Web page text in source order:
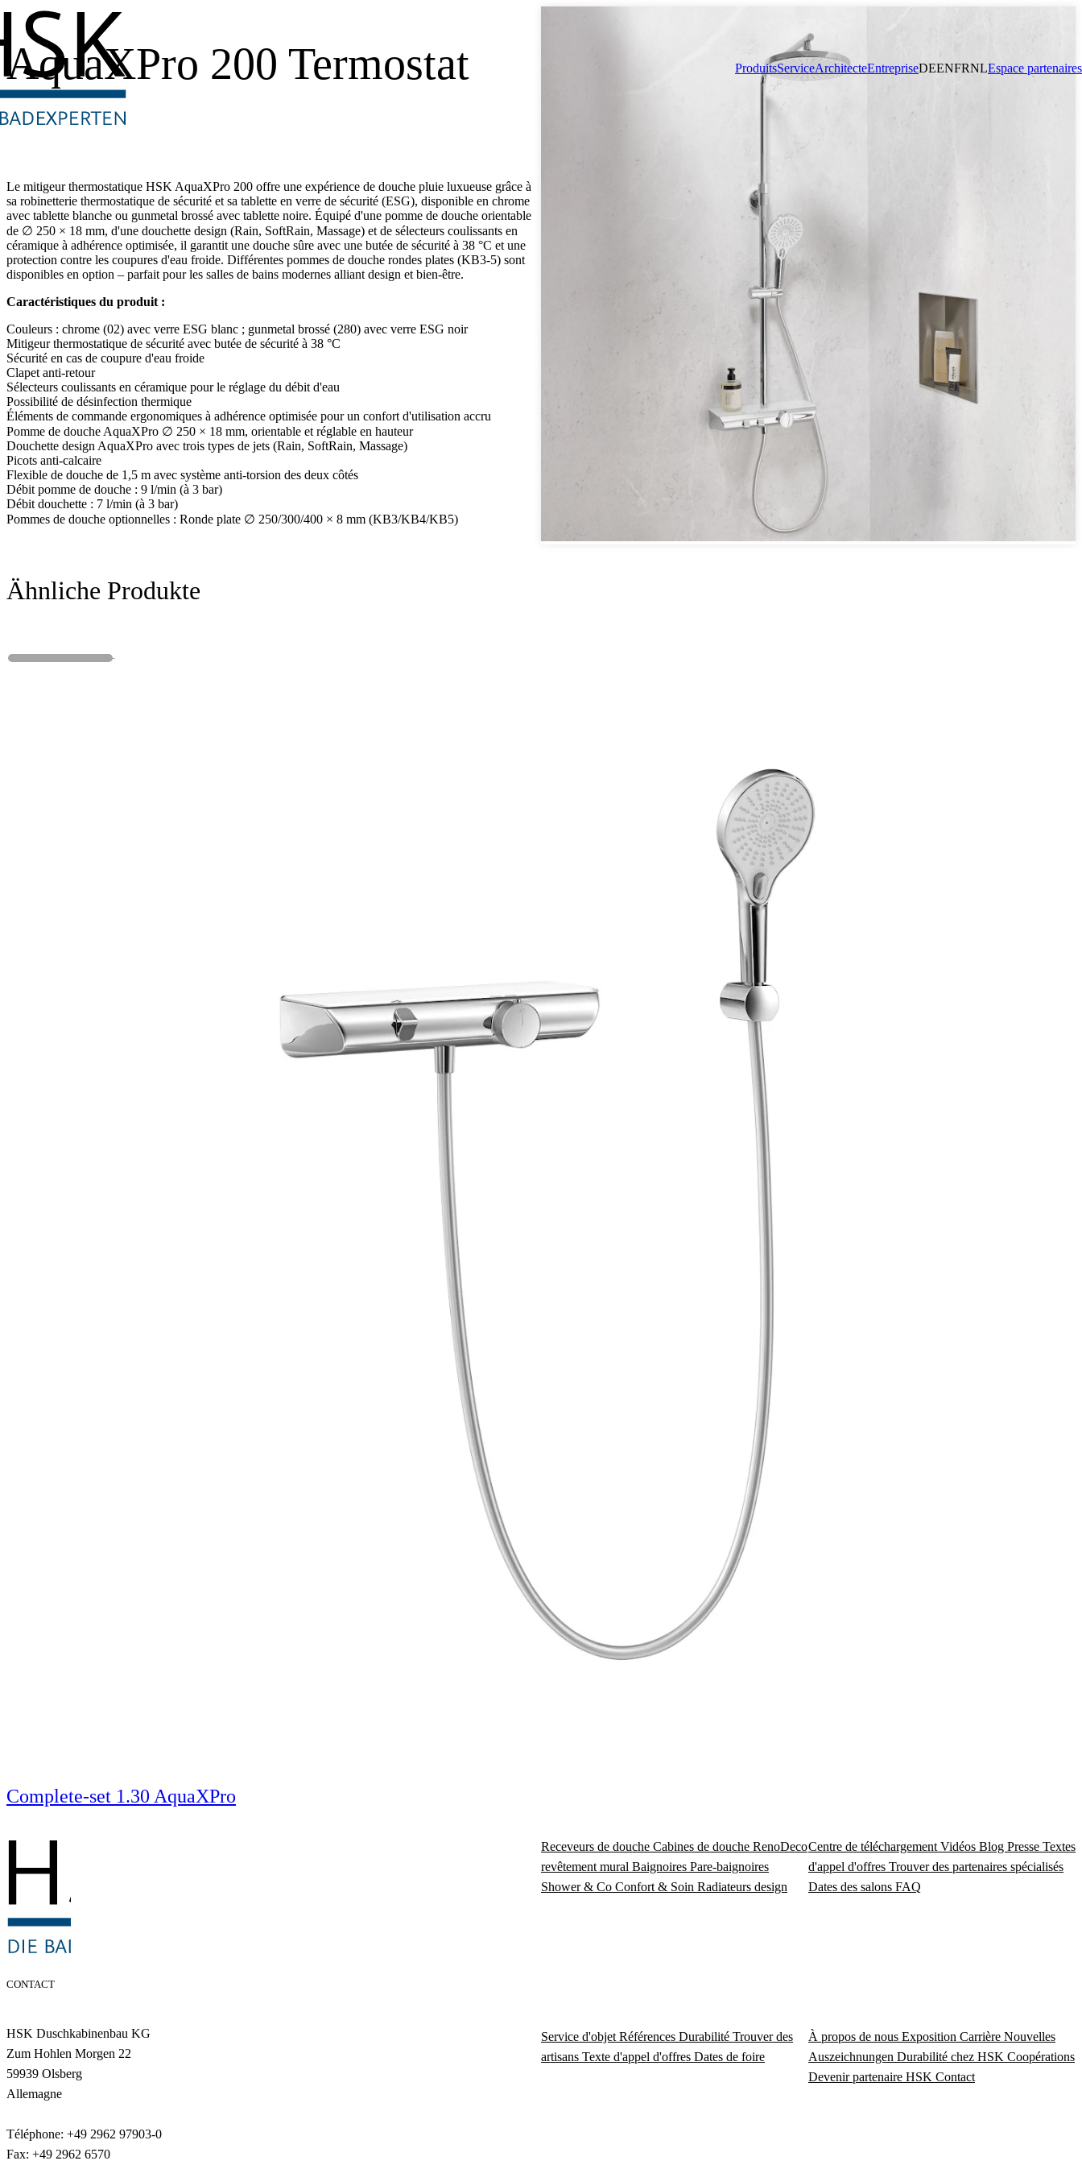
ProduitsServiceArchitecteEntrepriseDEENFRNLEspace partenaires
AquaXPro 200 Termostat
Le mitigeur thermostatique HSK AquaXPro 200 offre une expérience de douche pluie luxueuse grâce à
sa robinetterie thermostatique de sécurité et sa tablette en verre de sécurité (ESG), disponible en chrome
avec tablette blanche ou gunmetal brossé avec tablette noire. Équipé d'une pomme de douche orientable
de ∅ 250 × 18 mm, d'une douchette design (Rain, SoftRain, Massage) et de sélecteurs coulissants en
céramique à adhérence optimisée, il garantit une douche sûre avec une butée de sécurité à 38 °C et une
protection contre les coupures d'eau froide. Différentes pommes de douche rondes plates (KB3-5) sont
disponibles en option – parfait pour les salles de bains modernes alliant design et bien-être.
Caractéristiques du produit :
Couleurs : chrome (02) avec verre ESG blanc ; gunmetal brossé (280) avec verre ESG noir
Mitigeur thermostatique de sécurité avec butée de sécurité à 38 °C
Sécurité en cas de coupure d'eau froide
Clapet anti-retour
Sélecteurs coulissants en céramique pour le réglage du débit d'eau
Possibilité de désinfection thermique
Éléments de commande ergonomiques à adhérence optimisée pour un confort d'utilisation accru
Pomme de douche AquaXPro ∅ 250 × 18 mm, orientable et réglable en hauteur
Douchette design AquaXPro avec trois types de jets (Rain, SoftRain, Massage)
Picots anti-calcaire
Flexible de douche de 1,5 m avec système anti-torsion des deux côtés
Débit pomme de douche : 9 l/min (à 3 bar)
Débit douchette : 7 l/min (à 3 bar)
Pommes de douche optionnelles : Ronde plate ∅ 250/300/400 × 8 mm (KB3/KB4/KB5)
Ähnliche Produkte
Complete-set 1.30 AquaXPro
CONTACT
HSK Duschkabinenbau KG
Zum Hohlen Morgen 22
59939 Olsberg
Allemagne
Téléphone: +49 2962 97903-0
Fax: +49 2962 6570
Receveurs de douche Cabines de douche RenoDeco
revêtement mural Baignoires Pare-baignoires
Shower & Co Confort & Soin Radiateurs design
Centre de téléchargement Vidéos Blog Presse Textes
d'appel d'offres Trouver des partenaires spécialisés
Dates des salons FAQ
Service d'objet Références Durabilité Trouver des
artisans Texte d'appel d'offres Dates de foire
À propos de nous Exposition Carrière Nouvelles
Auszeichnungen Durabilité chez HSK Coopérations
Devenir partenaire HSK Contact